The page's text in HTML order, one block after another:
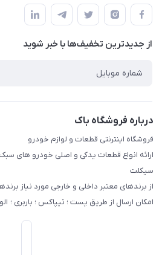
لیست محصولات
درباره ما
قوانین و مقررات
حریم خصوصی
راهنما
از جدید‌ترین تخفیف‌ها با‌ خبر شوید
درباره فروشگاه باک
فروشگاه اینترنتی قطعات و لوازم خودرو
ارائه انواع قطعات یدکی و اصلی خودرو های
سیکلت
از برندهای معتبر داخلی و خارجی مورد نیاز
امکان ارسال از طریق پست ؛ تیپاکس ؛ باربری ؛